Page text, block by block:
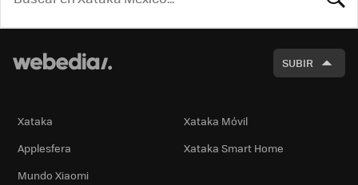
SUBIR
Xataka
Xataka Móvil
Applesfera
Xataka Smart Home
Mundo Xiaomi